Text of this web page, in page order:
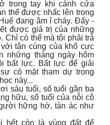
trong tay khi cánh cửa
thể được nhấc lên trong
đang âm ỉ cháy. Đấy -
được giá trị của những
Chỉ có thế mà tôi phải trả
tận cùng của khổ cực
những tháng ngày hôm
bất lực. Bất lực để giải
có mặt tham dự trong
này...
sáu tuổi, số tuổi gần ba
hữu, số tuổi của nỗi cô
hững hờ, tàn ác như
hết còn là vùng đất để